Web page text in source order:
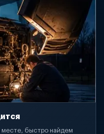
месте, быстро найдем